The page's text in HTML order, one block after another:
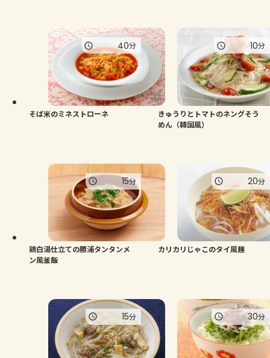
そば米のミネストローネ
40分
きゅうりとトマトのネングそう
めん（韓国風）
10分
鶏白湯仕立ての勝浦タンタンメ
ン風釜飯
15分
カリカリじゃこのタイ風麺
20分
15分 30分